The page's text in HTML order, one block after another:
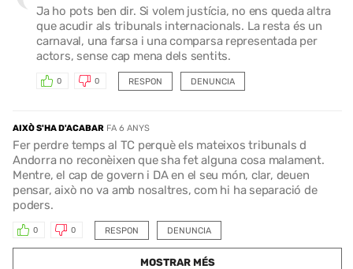
Ja ho pots ben dir. Si volem justícia, no ens queda altra
que acudir als tribunals internacionals. La resta és un
carnaval, una farsa i una comparsa representada per
actors, sense cap mena dels sentits.
RESPON
0 0 DENUNCIA
AIXÒ S'HA D'ACABAR FA 6 ANYS
Fer perdre temps al TC perquè els mateixos tribunals d
Andorra no reconèixen que sha fet alguna cosa malament.
Mentre, el cap de govern i DA en el seu món, clar, deuen
pensar, això no va amb nosaltres, com hi ha separació de
poders.
RESPON
0 0 DENUNCIA
MOSTRAR MÉS